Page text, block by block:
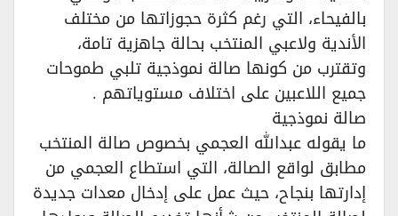
بالفيحاء، التي رغم كثرة حجوزاتها من مختلف
الأندية ولاعبي المنتخب بحالة جاهزية تامة،
وتقترب من كونها صالة نموذجية تلبي طموحات
جميع اللاعبين على اختلاف مستوياتهم .
صالة نموذجية
ما يقوله عبدالله العجمي بخصوص صالة المنتخب
مطابق لواقع الصالة، التي استطاع العجمي من
إدارتها بنجاح، حيث عمل على إدخال معدات جديدة